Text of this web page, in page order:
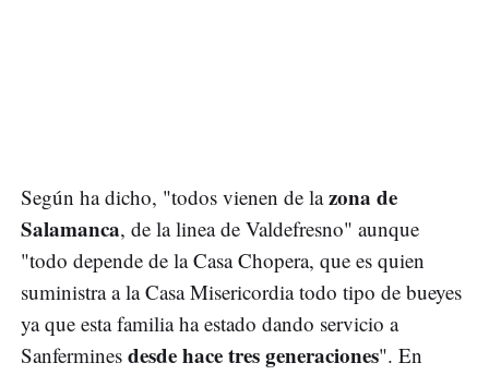
Según ha dicho, "todos vienen de lazona de
Salamanca, de la linea de Valdefresno" aunque
"todo depende de la Casa Chopera, que es quien
suministra a la Casa Misericordia todo tipo de bueyes
ya que esta familia ha estado dando servicio a
Sanfermines desde hace tres generaciones". En